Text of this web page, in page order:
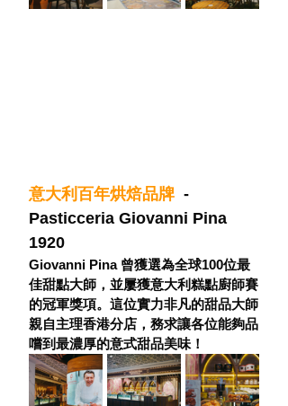
意大利百年烘焙品牌 -
Pasticceria Giovanni Pina
1920
Giovanni Pina 曾獲選為全球100位最
佳甜點大師，並屢獲意大利糕點廚師賽
的冠軍獎項。這位實力非凡的甜品大師
親自主理香港分店，務求讓各位能夠品
嚐到最濃厚的意式甜品美味！